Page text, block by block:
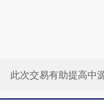
此次交易有助提高中